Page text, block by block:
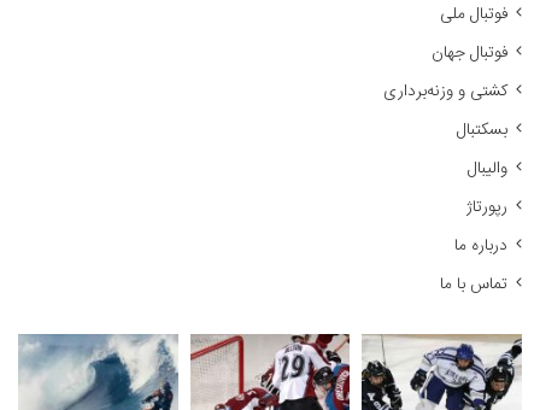
فوتبال ملی
فوتبال جهان
کشتی و وزنه‌برداری
بسکتبال
والیبال
رپورتاژ
درباره ما
تماس با ما